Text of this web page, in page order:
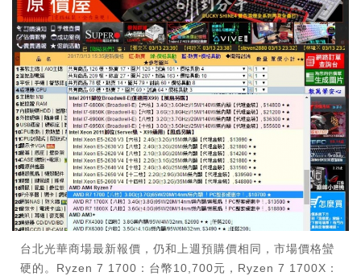
台北光華商場最新報價，仍和上週預購價相同，市場價格蠻
硬的。Ryzen 7 1700：台幣10,700元，Ryzen 7 1700X：